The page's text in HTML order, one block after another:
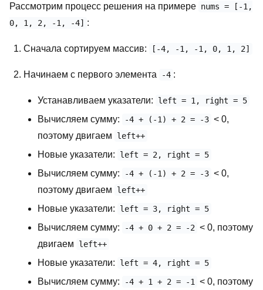
Рассмотрим процесс решения на примере nums = [-1,
0, 1, 2, -1, -4] :
Сначала сортируем массив: [-4, -1, -1, 0, 1, 2]
Начинаем с первого элемента -4 :
Устанавливаем указатели: left = 1, right = 5
Вычисляем сумму: -4 + (-1) + 2 = -3 < 0,
поэтому двигаем
left++
Новые указатели: left = 2, right = 5
Вычисляем сумму: -4 + (-1) + 2 = -3 < 0,
поэтому двигаем
left++
Новые указатели: left = 3, right = 5
Вычисляем сумму: -4 + 0 + 2 = -2 < 0, поэтому
двигаем
left++
Новые указатели: left = 4, right = 5
Вычисляем сумму: -4 + 1 + 2 = -1
< 0, поэтому